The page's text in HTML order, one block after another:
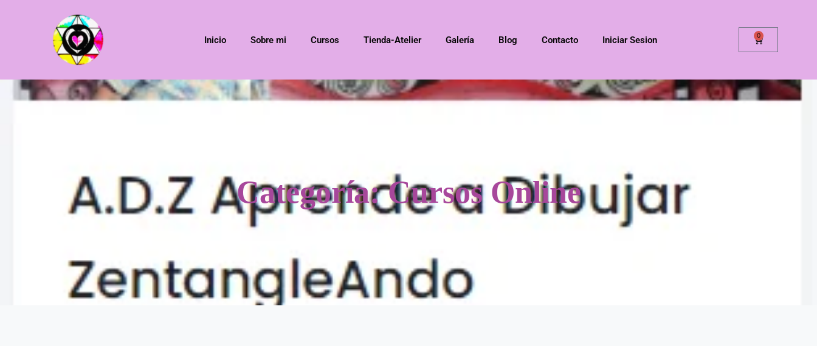
Inicio Sobre mi Cursos Tienda-Atelier Galería Blog Contacto Iniciar Sesion 0
Categoría: Cursos Online